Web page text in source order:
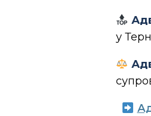
у